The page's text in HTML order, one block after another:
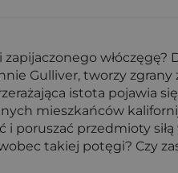
Gulliver, tworzy
istota pojawia
mieszkańców
poruszać przedmioty
takiej potęgi? Czy